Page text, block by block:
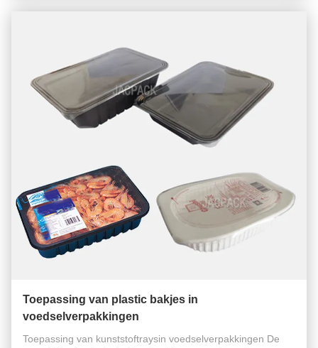
Toepassing van plastic bakjes in
voedselverpakkingen
Toepassing van kunststoftraysin voedselverpakkingen De